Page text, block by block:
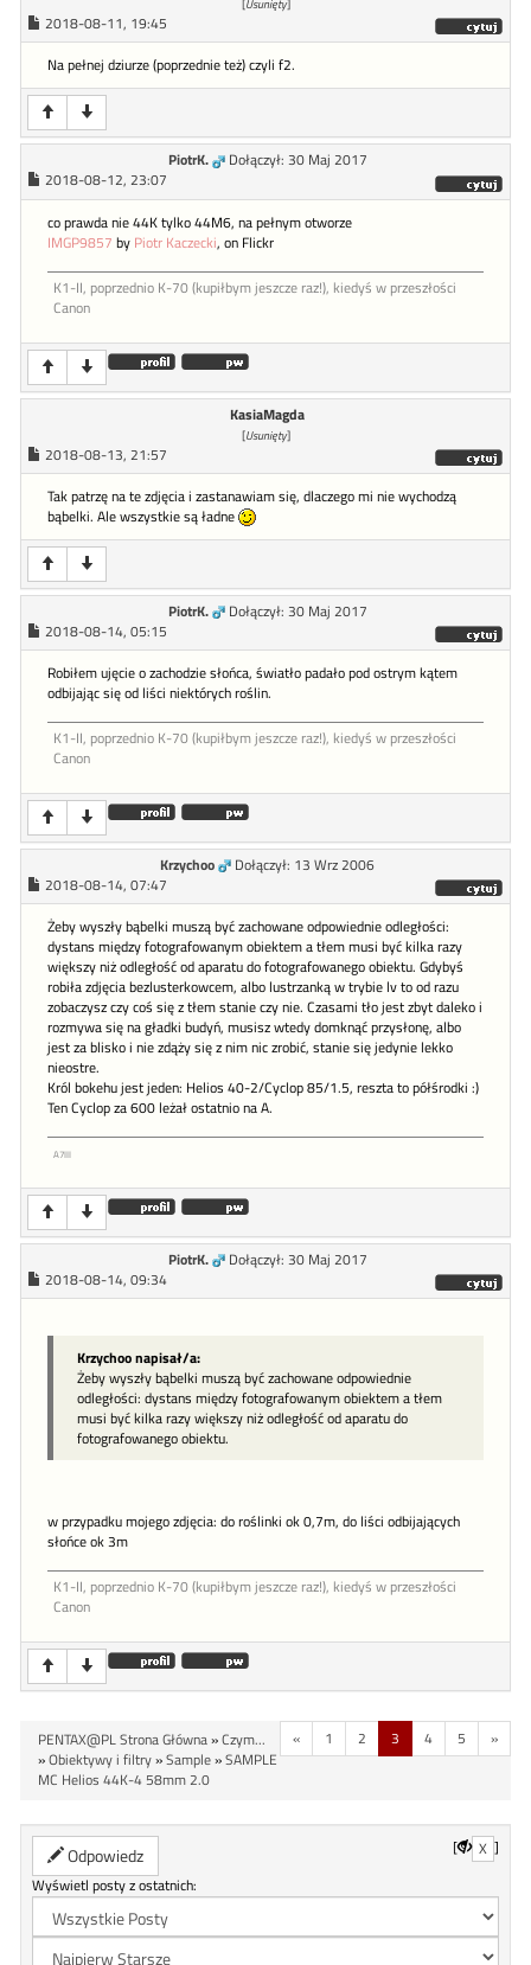
[Usunięty]
2018-08-11, 19:45
Na pełnej dziurze (poprzednie też) czyli f2.
PiotrK.
Dołączył: 30 Maj 2017
2018-08-12, 23:07
co prawda nie 44K tylko 44M6, na pełnym otworze
IMGP9857 by Piotr Kaczecki, on Flickr
K1-II, poprzednio K-70 (kupiłbym jeszcze raz!), kiedyś w przeszłości
Canon
KasiaMagda
[Usunięty]
2018-08-13, 21:57
Tak patrzę na te zdjęcia i zastanawiam się, dlaczego mi nie wychodzą
bąbelki. Ale wszystkie są ładne
PiotrK.
Dołączył: 30 Maj 2017
2018-08-14, 05:15
Robiłem ujęcie o zachodzie słońca, światło padało pod ostrym kątem
odbijając się od liści niektórych roślin.
K1-II, poprzednio K-70 (kupiłbym jeszcze raz!), kiedyś w przeszłości
Canon
Krzychoo
Dołączył: 13 Wrz 2006
2018-08-14, 07:47
Żeby wyszły bąbelki muszą być zachowane odpowiednie odległości:
dystans między fotografowanym obiektem a tłem musi być kilka razy
większy niż odległość od aparatu do fotografowanego obiektu. Gdybyś
robiła zdjęcia bezlusterkowcem, albo lustrzanką w trybie lv to od razu
zobaczysz czy coś się z tłem stanie czy nie. Czasami tło jest zbyt daleko i
rozmywa się na gładki budyń, musisz wtedy domknąć przysłonę, albo
jest za blisko i nie zdąży się z nim nic zrobić, stanie się jedynie lekko
nieostre.
Król bokehu jest jeden: Helios 40-2/Cyclop 85/1.5, reszta to półśrodki :)
Ten Cyclop za 600 leżał ostatnio na A.
A7III
PiotrK.
Dołączył: 30 Maj 2017
2018-08-14, 09:34
Krzychoo napisał/a:
Żeby wyszły bąbelki muszą być zachowane odpowiednie
odległości: dystans między fotografowanym obiektem a tłem
musi być kilka razy większy niż odległość od aparatu do
fotografowanego obiektu.
w przypadku mojego zdjęcia: do roślinki ok 0,7m, do liści odbijających
słońce ok 3m
K1-II, poprzednio K-70 (kupiłbym jeszcze raz!), kiedyś w przeszłości
Canon
« 1 2 3 4 5 »
PENTAX@PL Strona Główna»Czym...
»Obiektywy i filtry»Sample»SAMPLE
MC Helios 44K-4 58mm 2.0
Odpowiedz [ X ]
Wyświetl posty z ostatnich: